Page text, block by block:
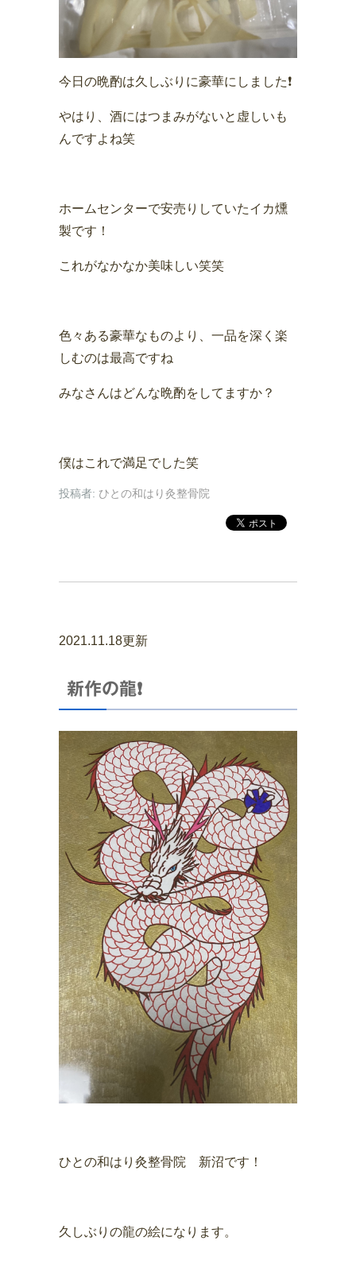
今日の晩酌は久しぶりに豪華にしました❗️
やはり、酒にはつまみがないと虚しいも
んですよね笑
ホームセンターで安売りしていたイカ燻
製です！
これがなかなか美味しい笑笑
色々ある豪華なものより、一品を深く楽
しむのは最高ですね
みなさんはどんな晩酌をしてますか？
僕はこれで満足でした笑
投稿者: ひとの和はり灸整骨院
2021.11.18更新
新作の龍❗️
ひとの和はり灸整骨院 新沼です！
久しぶりの龍の絵になります。